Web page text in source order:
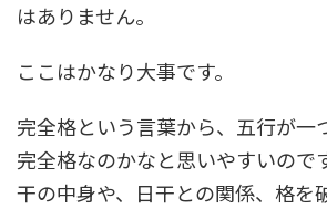
はありません。
ここはかなり大事です。
完全格という言葉から、五行が一
完全格なのかなと思いやすいので
干の中身や、日干との関係、格を